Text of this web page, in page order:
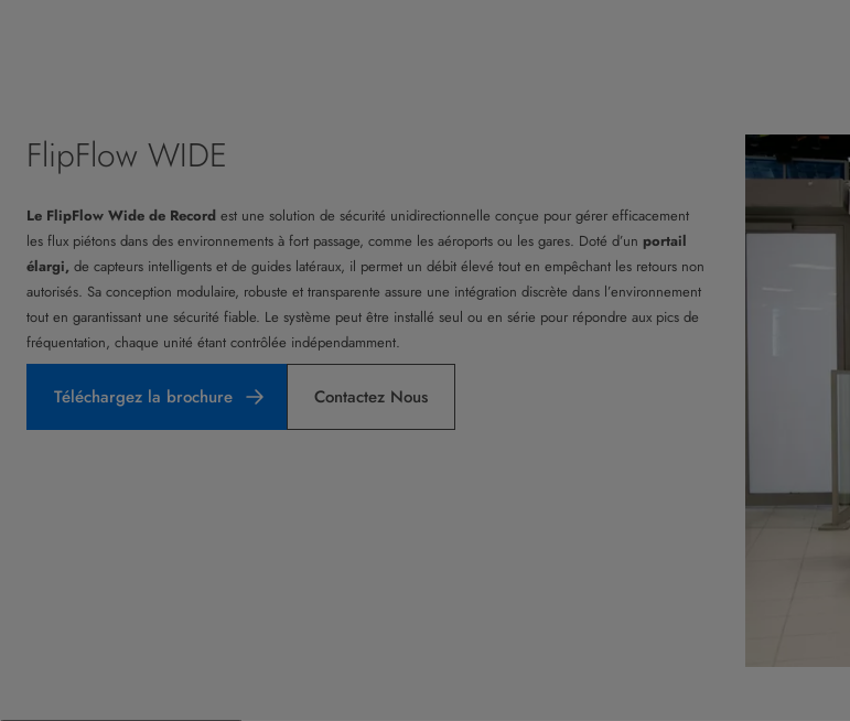
FlipFlow WIDE
Le FlipFlow Wide de Record est une solution de sécurité unidirectionnelle conçue pour gérer efficacement
les flux piétons dans des environnements à fort passage, comme les aéroports ou les gares. Doté d’un portail
élargi, de capteurs intelligents et de guides latéraux, il permet un débit élevé tout en empêchant les retours non
autorisés. Sa conception modulaire, robuste et transparente assure une intégration discrète dans l’environnement
tout en garantissant une sécurité fiable. Le système peut être installé seul ou en série pour répondre aux pics de
fréquentation, chaque unité étant contrôlée indépendamment.
Téléchargez la brochure Contactez Nous